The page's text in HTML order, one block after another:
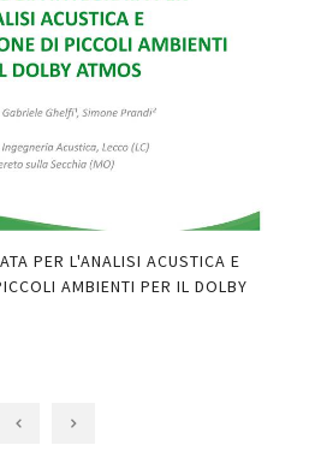
PER L'ANALISI ACUSTICA E
AMBIENTI PER IL DOLBY